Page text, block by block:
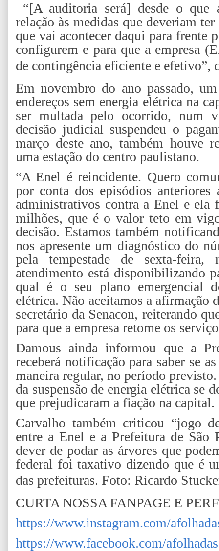
“[A auditoria será] desde o que
relação às medidas que deveriam
que vai acontecer daqui para frente
configurem e para que a empresa
de contingência eficiente e efetivo”,
Em novembro do ano passado,
endereços sem energia elétrica na
ser multada pelo ocorrido, num
decisão judicial suspendeu o
março deste ano, também houve
uma estação do centro paulistano.
“A Enel é reincidente. Quero
por conta dos episódios anteriores
administrativos contra a Enel e ela
milhões, que é o valor teto em
decisão. Estamos também
nos apresente um diagnóstico do
pela tempestade de sexta-
atendimento está disponibilizando
qual é o seu plano emergencial
elétrica. Não aceitamos a afirmação
secretário da Senacon, reiterando
para que a empresa retome os
Damous ainda informou que a
receberá notificação para saber se
maneira regular, no período
da suspensão de energia elétrica se
que prejudicaram a fiação na
Carvalho também criticou “jogo
entre a Enel e a Prefeitura de São
dever de podar as árvores que
federal foi taxativo dizendo que é
das prefeituras. Foto: Ricardo
CURTA NOSSA FANPAGE E
https://www.instagram.com/
https://www.facebook.com/